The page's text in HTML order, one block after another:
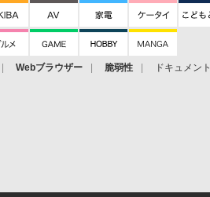
Webブラウザー 脆弱性 ドキュメント